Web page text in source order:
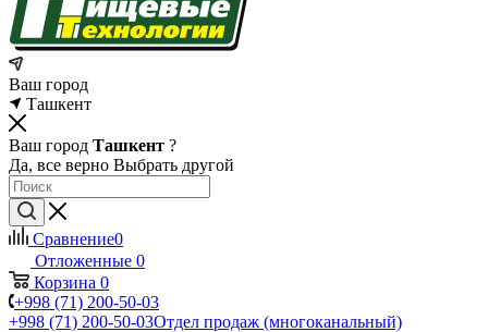
Ваш город
Ташкент
Ваш город Ташкент ?
Да, все верно Выбрать другой
Сравнение0
Отложенные 0
Корзина 0
+998 (71) 200-50-03
+998 (71) 200-50-03Отдел продаж (многоканальный)